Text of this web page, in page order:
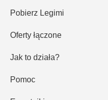
Pobierz Legimi
Oferty łączone
Jak to działa?
Pomoc